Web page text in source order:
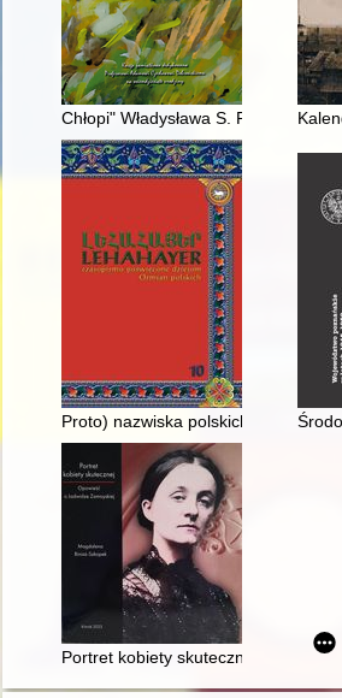
Chłopi" Władysława S. Reymonta w
Proto) nazwiska polskich Ormian
Portret kobiety skutecznej :